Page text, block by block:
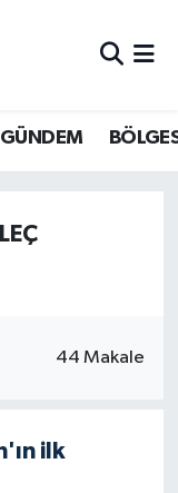
44 Makale
ilk